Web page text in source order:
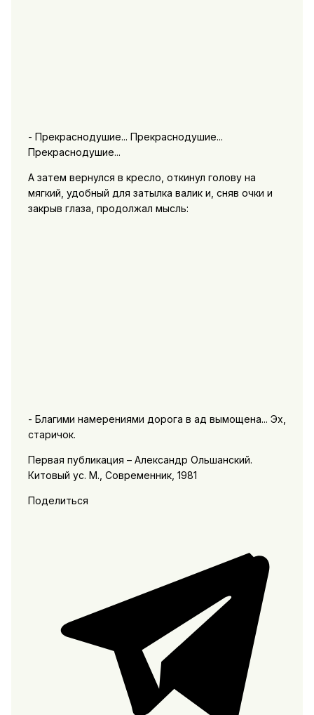
- Прекраснодушие... Прекраснодушие...
Прекраснодушие...
А затем вернулся в кресло, откинул голову на
мягкий, удобный для затылка валик и, сняв очки и
закрыв глаза, продолжал мысль:
- Благими намерениями дорога в ад вымощена... Эх,
старичок.
Первая публикация – Александр Ольшанский.
Китовый ус. М., Современник, 1981
Поделиться